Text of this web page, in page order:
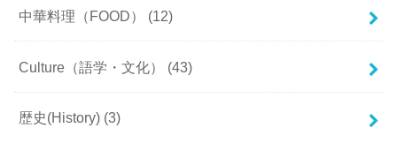
中華料理（FOOD） (12)
Culture（語学・文化） (43)
歴史(History) (3)